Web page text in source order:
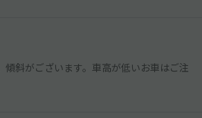
斜がございます。車高が低いお車はご注